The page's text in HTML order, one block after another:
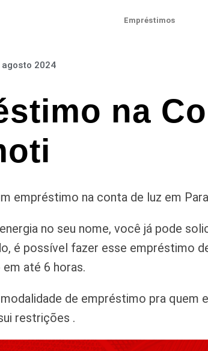
Empréstimos
agosto 2024
na
empréstimo na conta de luz em
no seu nome, você já pode
é possível fazer esse empréstimo
até 6 horas.
de empréstimo pra quem
restrições .